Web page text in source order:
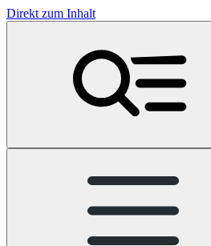
Direkt zum Inhalt